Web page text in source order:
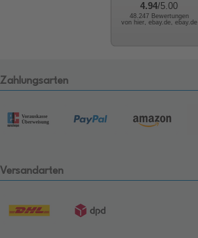
4.94/5.00
48.247 Bewertungen
von hier, ebay.de, ebay.de
Zahlungsarten
Versandarten